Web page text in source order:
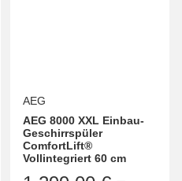
AEG
AEG 8000 XXL Einbau-
Geschirrspüler
ComfortLift®
Vollintegriert 60 cm